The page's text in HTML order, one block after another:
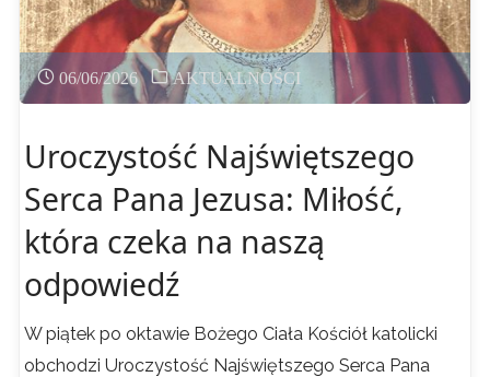
DWUNASTEK"
06/06/2026 AKTUALNOŚCI
Uroczystość Najświętszego
Serca Pana Jezusa: Miłość,
która czeka na naszą
odpowiedź
W piątek po oktawie Bożego Ciała Kościół katolicki
obchodzi Uroczystość Najświętszego Serca Pana